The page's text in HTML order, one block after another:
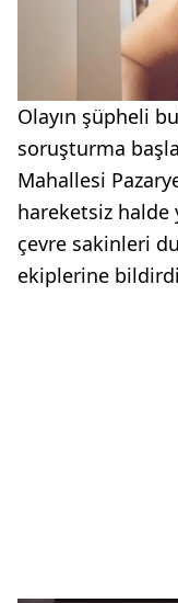
Olayın şüpheli
soruşturma
Mahallesi
hareketsiz halde
çevre sakinleri
ekiplerine